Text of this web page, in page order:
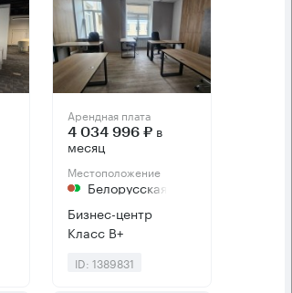
Арендная плата
4 034 996 ₽ в
месяц
Местоположение
Белорусская
Бизнес-центр
Класс B+
ID: 1389831